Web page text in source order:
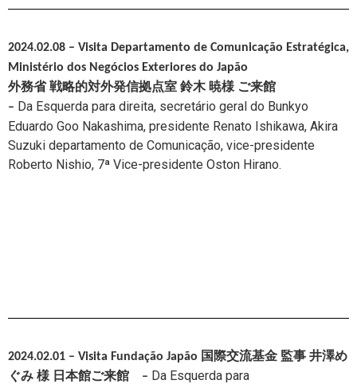
2024.02.08 – Visita Departamento de Comunicação Estratégica,
Ministério dos Negócios Exteriores do Japão
外務省 戦略的対外発信拠点室 鈴木 暁様 ご来館
– Da Esquerda para direita, secretário geral do Bunkyo
Eduardo Goo Nakashima, presidente Renato Ishikawa, Akira
Suzuki departamento de Comunicação, vice-presidente
Roberto Nishio, 7ª Vice-presidente Oston Hirano.
2024.02.01 – Visita Fundação Japão 国際交流基金 監事 井澤め
ぐみ 様 日本館ご来館 – Da Esquerda para